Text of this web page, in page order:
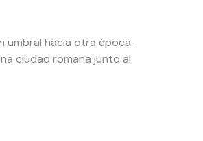
umbral hacia otra época.
ciudad romana junto al